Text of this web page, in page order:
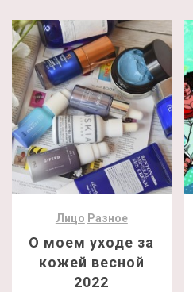
Лицо Разное
О моем уходе за
кожей весной
2022